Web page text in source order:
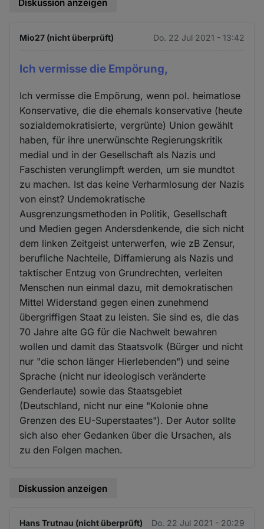
Diskussion anzeigen
Mio27 (nicht überprüft) Do. 22 Jul 2021 - 13:42
Ich vermisse die Empörung,
Ich vermisse die Empörung, wenn pol. heimatlose
Konservative, die die ehemals konservative (heute
sozialdemokratisierte, vergrünte) Union gewählt
haben, für ihre unerwünschte Regierungskritik
medial und in der Gesellschaft als Nazis und
Faschisten verunglimpft werden, um sie mundtot
zu machen. Ist das keine Verharmlosung der Nazis
von einst? Undemokratische
Ausgrenzungsmethoden in Politik, Gesellschaft
und Medien gegen Andersdenkende, die sich nicht
dem linken Zeitgeist unterwerfen, wie zB Zensur,
berufliche Nachteile, Diffamierung als Nazis und
taktischer Entzug von Grundrechten, verleiten
Menschen nun einmal dazu, mit demokratischen
Mittel Widerstand gegen einen zunehmend
übergriffigen Staat zu leisten. Sie sind es, die das
70 Jahre alte GG für die Nachwelt bewahren
wollen und damit das Staatsvolk (Bürger und nicht
nur "die schon länger Hierlebenden") und seine
Sprache (nicht nur ideologisch veränderte
Genderlaute) sowie das Staatsgebiet
(Deutschland, nicht nur eine "Kolonie ohne
Grenzen des EU-Superstaates"). Der Autor sollte
sich also eher Gedanken über die Ursachen, als
zu den Folgen machen.
Diskussion anzeigen
Hans Trutnau (nicht überprüft) Do. 22 Jul 2021 - 20:29